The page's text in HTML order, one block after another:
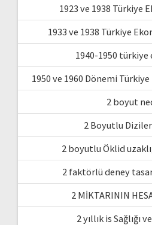
1923 ve 1938 Türkiye
1933 ve 1938 Türkiye
1940-1950 türkiye
1950 ve 1960 Dönemi
2 boyut
2 Boyutlu
2 boyutlu Öklid
2 faktörlü deney
2 MİKTARININ
2 yıllık is Sağlığı